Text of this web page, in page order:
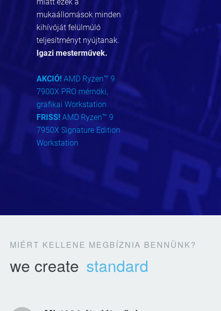
mukaállomások minden
kihívóját felülmúló
teljesítményt nyújtanak.
Igazi mesterművek.
AKCIÓ!AMD Ryzen™ 9
7900X PRO mérnöki,
grafikai Workstation
FRISS!AMD Ryzen™ 9
7950X Signature Edition
Workstation
MIÉRT KELLENE MEGBÍZNIA BENNÜNK?
we create standard